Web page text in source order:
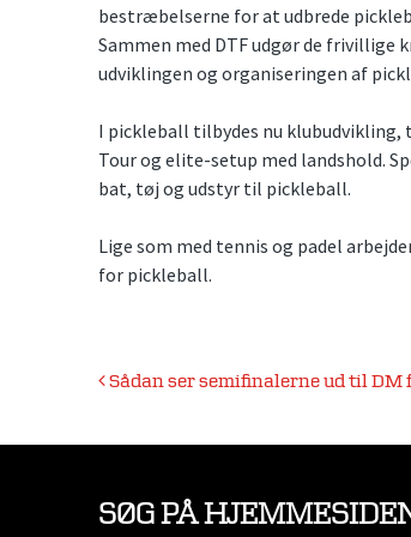
bestræbelserne for at udbrede
Sammen med DTF udgør de frivillige
udviklingen og organiseringen af
I pickleball tilbydes nu
Tour og elite-setup med landshold.
bat, tøj og udstyr til pickleball.
Lige som med tennis og padel
for pickleball.
Indlægsnavigation
Sådan ser semifinalerne ud til DM
SØG PÅ